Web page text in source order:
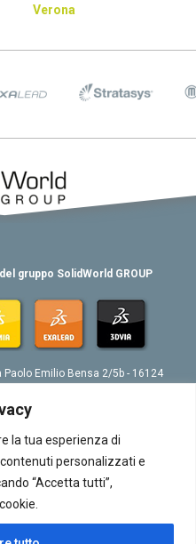
la tua esperienza di
personalizzati e
“Accetta tutti”,
Verona
gruppo SolidWorld GROUP
Paolo Emilio Bensa 2/5b - 16124
010 4073276 - Email: